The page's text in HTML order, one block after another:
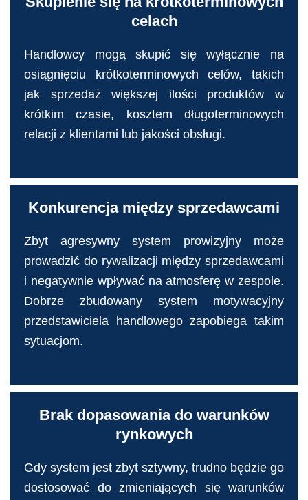
celach
Handlowcy mogą skupić się wyłącznie na
osiągnięciu krótkoterminowych celów, takich
jak sprzedaż większej ilości produktów w
krótkim czasie, kosztem długoterminowych
relacji z klientami lub jakości obsługi.
Konkurencja między sprzedawcami
Zbyt agresywny system prowizyjny może
prowadzić do rywalizacji między sprzedawcami
i negatywnie wpływać na atmosferę w zespole.
Dobrze zbudowany system motywacyjny
przedstawiciela handlowego zapobiega takim
sytuacjom.
Brak dopasowania do warunków
rynkowych
Gdy system jest zbyt sztywny, trudno będzie go
dostosować do zmieniających się warunków